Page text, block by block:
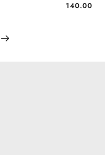
Cena:
140.00